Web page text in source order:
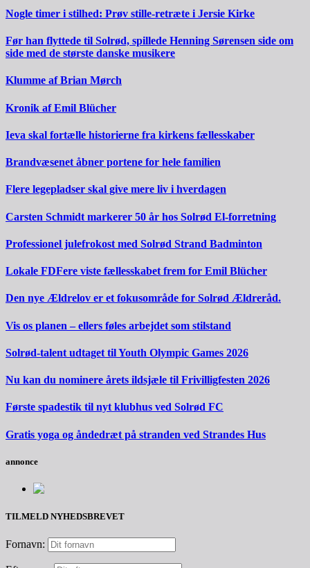
Nogle timer i stilhed: Prøv stille-retræte i Jersie Kirke
Før han flyttede til Solrød, spillede Henning Sørensen side om
side med de største danske musikere
Klumme af Brian Mørch
Kronik af Emil Blücher
Ieva skal fortælle historierne fra kirkens fællesskaber
Brandvæsenet åbner portene for hele familien
Flere legepladser skal give mere liv i hverdagen
Carsten Schmidt markerer 50 år hos Solrød El-forretning
Professionel julefrokost med Solrød Strand Badminton
Lokale FDFere viste fællesskabet frem for Emil Blücher
Den nye Ældrelov er et fokusområde for Solrød Ældreråd.
Vis os planen – ellers føles arbejdet som stilstand
Solrød-talent udtaget til Youth Olympic Games 2026
Nu kan du nominere årets ildsjæle til Frivilligfesten 2026
Første spadestik til nyt klubhus ved Solrød FC
Gratis yoga og åndedræt på stranden ved Strandes Hus
annonce
TILMELD NYHEDSBREVET
Fornavn: